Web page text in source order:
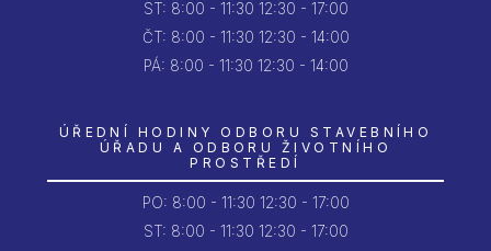
ST: 8:00 - 11:30 12:30 - 17:00
ČT: 8:00 - 11:30 12:30 - 14:00
PÁ: 8:00 - 11:30 12:30 - 14:00
ÚŘEDNÍ HODINY ODBORU STAVEBNÍHO
ÚŘADU A ODBORU ŽIVOTNÍHO
PROSTŘEDÍ
PO: 8:00 - 11:30 12:30 - 17:00
ST: 8:00 - 11:30 12:30 - 17:00